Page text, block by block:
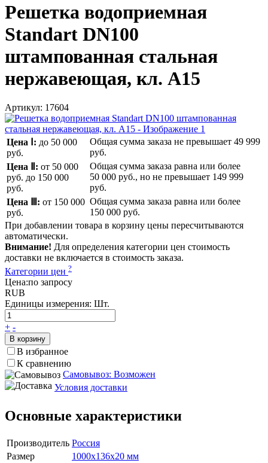
Решетка водоприемная
Standart DN100
штампованная стальная
нержавеющая, кл. А15
Артикул: 17604
Цена Ⅰ: до 50 000
руб.
Общая сумма заказа не превышает 49 999
руб.
Цена Ⅱ: от 50 000
руб. до 150 000
руб.
Общая сумма заказа равна или более
50 000 руб., но не превышает 149 999
руб.
Цена Ⅲ: от 150 000
руб.
Общая сумма заказа равна или более
150 000 руб.
При добавлении товара в корзину цены пересчитываются
автоматически.
Внимание! Для определения категории цен стоимость
доставки не включается в стоимость заказа.
Категории цен ?
Цена:по запросу
RUB
Единицы измерения: Шт.
+ -
В корзину
В избранное
К сравнению
Самовывоз: Возможен
Условия доставки
Основные характеристики
Производитель Россия
Размер
1000x136x20 мм